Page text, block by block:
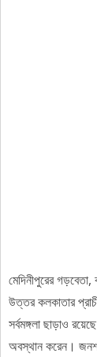
মেদিনীপুরের গড়বেতা,
উত্তর কলকাতার
সর্বমঙ্গলা ছাড়াও
অবস্থান করেন।